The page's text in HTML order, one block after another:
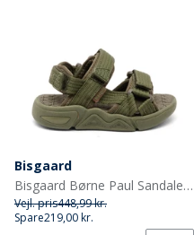
Bisgaard
Bisgaard Børne Paul Sandaler Olive
Vejl. pris448,99 kr.
Spare219,00 kr.